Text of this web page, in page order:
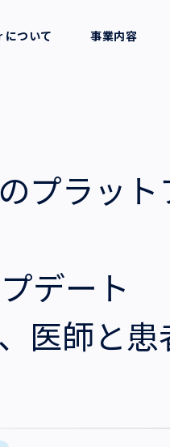
ついて 事業内容
業務支援
プラッ
デート
医師と